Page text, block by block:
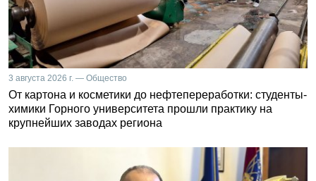
3 августа 2026 г. — Общество
От картона и косметики до нефтепереработки: студенты-
химики Горного университета прошли практику на
крупнейших заводах региона